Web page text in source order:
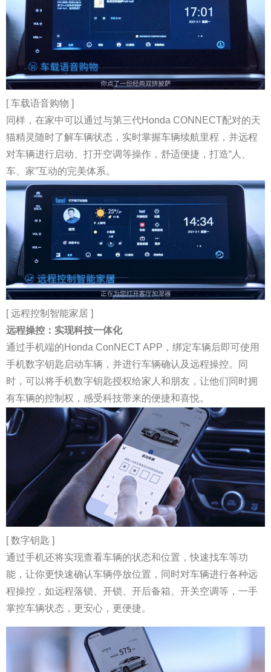
[ 车载语音购物 ]
同样，在家中可以通过与第三代Honda CONNECT配对的天
猫精灵随时了解车辆状态，实时掌握车辆续航里程，并远程
对车辆进行启动、打开空调等操作，舒适便捷，打造“人、
车、家”互动的完美体系。
[ 远程控制智能家居 ]
远程操控：实现科技一体化
通过手机端的Honda ConNECT APP，绑定车辆后即可使用
手机数字钥匙启动车辆，并进行车辆确认及远程操控。同
时，可以将手机数字钥匙授权给家人和朋友，让他们同时拥
有车辆的控制权，感受科技带来的便捷和喜悦。
[ 数字钥匙 ]
通过手机还将实现查看车辆的状态和位置，快速找车等功
能，让你更快速确认车辆停放位置，同时对车辆进行各种远
程操控，如远程落锁、开锁、开后备箱、开关空调等，一手
掌控车辆状态，更安心，更便捷。